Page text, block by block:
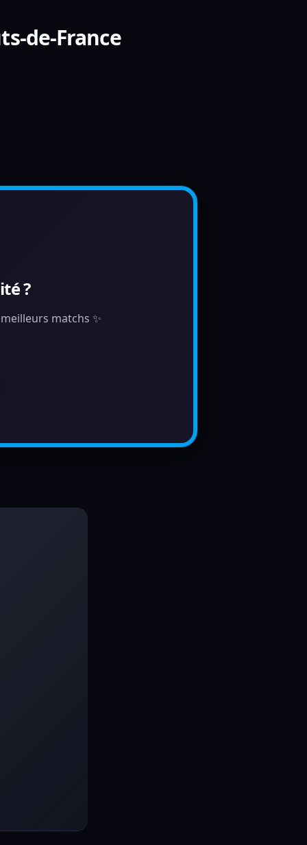
de-France
?
matchs ✨